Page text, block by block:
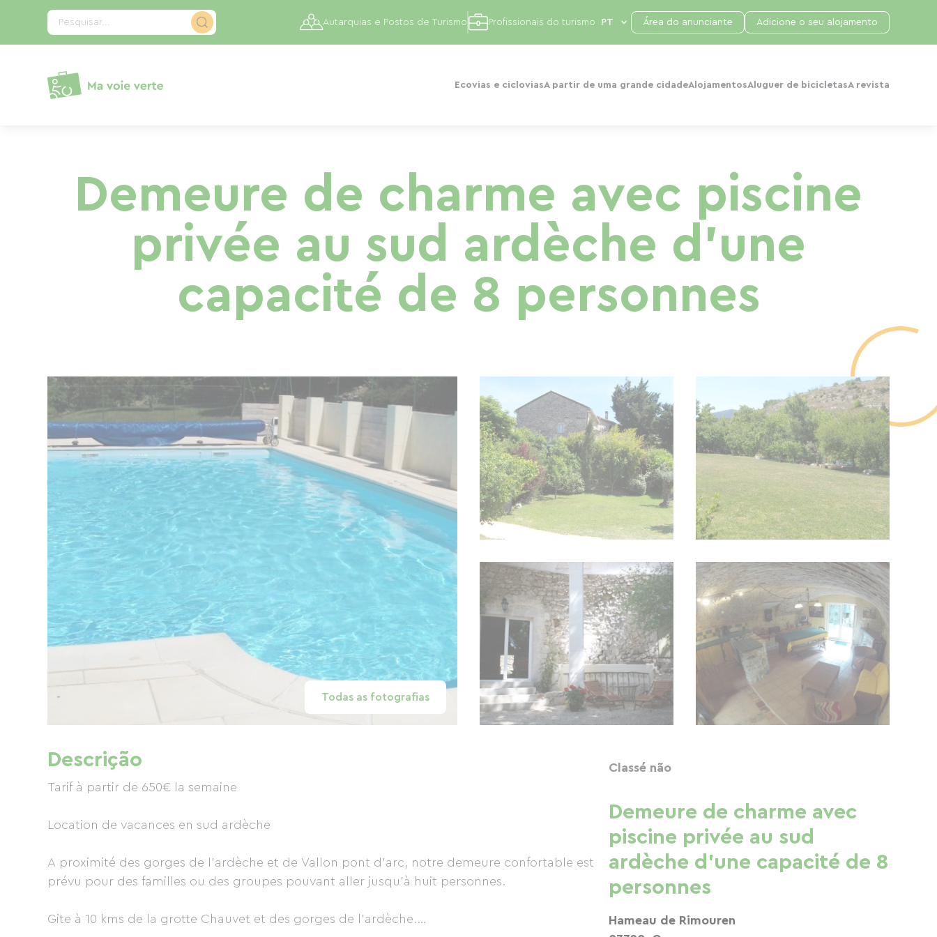
Pesquisar...
Ecovias e cicloviasA partir de uma grande cidadeAlojamentosAluguer de bicicletasA revista
Autarquias e Postos de Turismo Profissionais do turismo Área do anunciante Adicione o seu alojamento
Demeure de charme avec piscine
privée au sud ardèche d'une
capacité de 8 personnes
Todas as fotografias
Descrição
Tarif à partir de 650€ la semaine
Location de vacances en sud ardèche
A proximité des gorges de l'ardèche et de Vallon pont d'arc, notre demeure confortable est
prévu pour des familles ou des groupes pouvant aller jusqu'à huit personnes.
Gite à 10 kms de la grotte Chauvet et des gorges de l'ardèche.
Classé não
Demeure de charme avec
piscine privée au sud
ardèche d'une capacité de 8
personnes
Hameau de Rimouren
Painel de Gerenciamento de Cookies